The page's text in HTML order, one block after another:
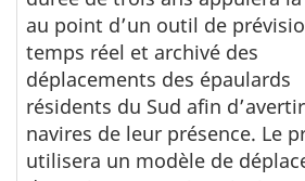
au point d’un outil de
temps réel et archivé des
déplacements des épaulards
résidents du Sud afin
navires de leur présence. Le
utilisera un modèle de